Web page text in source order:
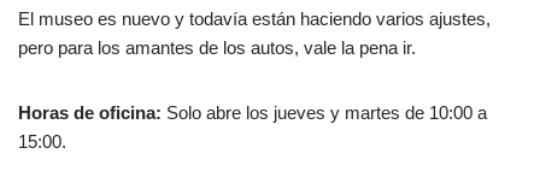
El museo es nuevo y todavía están haciendo varios ajustes,
pero para los amantes de los autos, vale la pena ir.
Horas de oficina: Solo abre los jueves y martes de 10:00 a
15:00.